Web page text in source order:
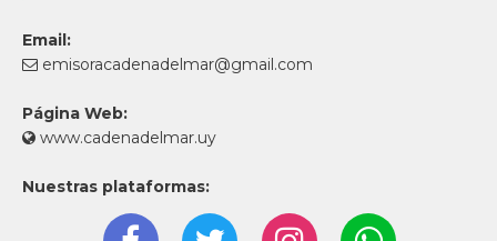
Email:
emisoracadenadelmar@gmail.com
Página Web:
www.cadenadelmar.uy
Nuestras plataformas: